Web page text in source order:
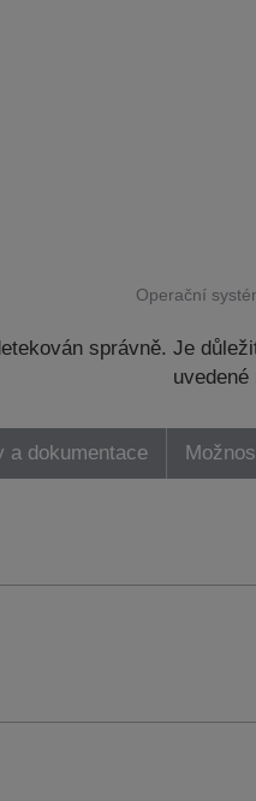
Operační
správně. Je
a dokumentace